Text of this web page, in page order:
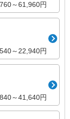
～61,960円
～22,940円
～41,640円